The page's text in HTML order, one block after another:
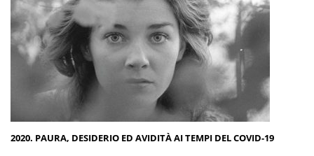
2020. PAURA, DESIDERIO ED AVIDITÀ AI TEMPI DEL COVID-19